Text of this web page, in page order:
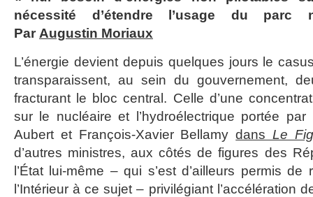
nécessité d’étendre l’usage du parc
Par Augustin Moriaux
L’énergie devient depuis quelques jours le
transparaissent, au sein du gouvernement,
fracturant le bloc central. Celle d’une
sur le nucléaire et l’hydroélectrique portée
Aubert et François-Xavier BellamydansLe
d’autres ministres, aux côtés de figures des
l’État lui-même – qui s’est d’ailleurs permis
l’Intérieur à ce sujet – privilégiant l’accélération